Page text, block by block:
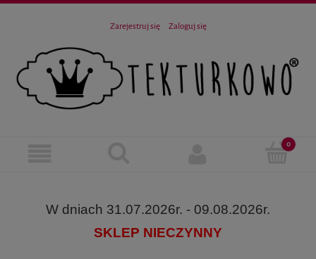
Zarejestruj się Zaloguj się
W dniach 31.07.2026r. - 09.08.2026r.
SKLEP NIECZYNNY